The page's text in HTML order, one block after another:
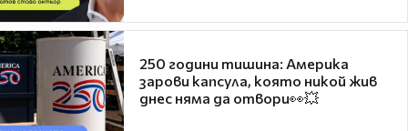
250 години тишина: Америка
зарови капсула, която никой жив
днес няма да отвори👀💥